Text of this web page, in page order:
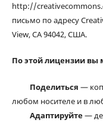
http://
письмо по адресу
View, CA 94042, США.
По этой лицензии вы
Поделиться —
любом носителе и в
Адаптируйте—